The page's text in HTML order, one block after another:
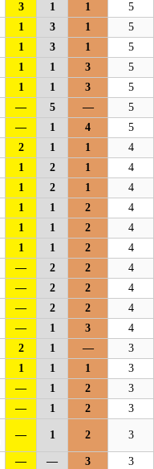
3 1 1
5
1 3 1
5
1 3 1
5
1 1 3
5
1 1 3
5
— 5 —
5
— 1 4
5
2 1 1
4
1 2 1
4
1 2 1
4
1 1 2
4
1 1 2
4
1 1 2
4
— 2 2
4
— 2 2
4
— 2 2
4
— 1 3
4
2 1 —
3
1 1 1
3
— 1 2
3
— 1 2 3
— 1 2 3
— — 3
3